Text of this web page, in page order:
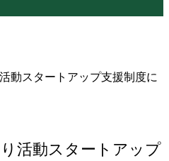
動スタートアップ支援制度に
活動スタートアップ